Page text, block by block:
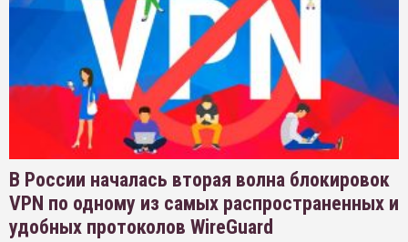
В России началась вторая волна блокировок
VPN по одному из самых распространенных и
удобных протоколов WireGuard